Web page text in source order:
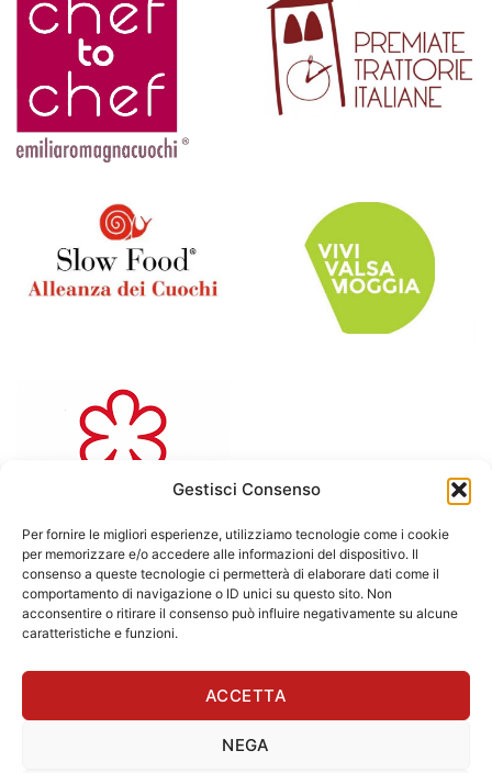
Gestisci Consenso
Per fornire le migliori esperienze, utilizziamo tecnologie come i cookie
per memorizzare e/o accedere alle informazioni del dispositivo. Il
consenso a queste tecnologie ci permetterà di elaborare dati come il
comportamento di navigazione o ID unici su questo sito. Non
acconsentire o ritirare il consenso può influire negativamente su alcune
caratteristiche e funzioni.
ACCETTA
NEGA
Visa MasterCardAmazonApple
Google
IT03967411202 – CIR -037061-AF-00005 I